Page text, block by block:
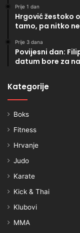
Prije 1 dan
Hrgović žestoko
tamo, pa nitko
Prije 3 dana
Povijesni dan:
datum bore za
Kategorije
Boks
Fitness
Hrvanje
Judo
Karate
Kick & Thai
Klubovi
MMA